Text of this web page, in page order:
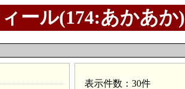
ール(174:あかあか)
表示件数：30件